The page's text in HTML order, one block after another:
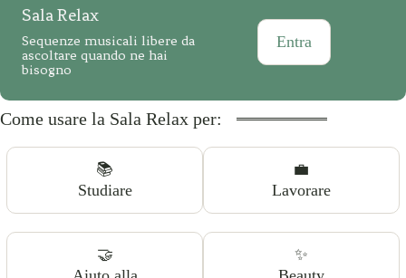
Sala Relax
Sequenze musicali libere da
ascoltare quando ne hai
bisogno
Entra
Come usare la Sala Relax per:
📚
Studiare
💼
Lavorare
🤝
✨